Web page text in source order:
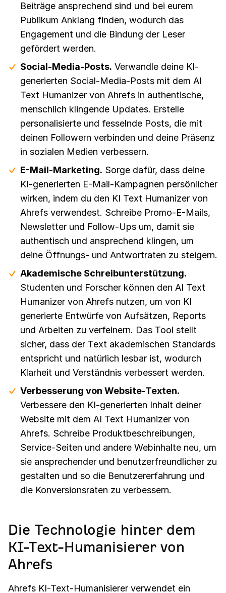
Beiträge ansprechend sind und bei eurem
Publikum Anklang finden, wodurch das
Engagement und die Bindung der Leser
gefördert werden.
Social-Media-Posts. Verwandle deine KI-
generierten Social-Media-Posts mit dem AI
Text Humanizer von Ahrefs in authentische,
menschlich klingende Updates. Erstelle
personalisierte und fesselnde Posts, die mit
deinen Followern verbinden und deine Präsenz
in sozialen Medien verbessern.
E-Mail-Marketing. Sorge dafür, dass deine
KI-generierten E-Mail-Kampagnen persönlicher
wirken, indem du den KI Text Humanizer von
Ahrefs verwendest. Schreibe Promo-E-Mails,
Newsletter und Follow-Ups um, damit sie
authentisch und ansprechend klingen, um
deine Öffnungs- und Antwortraten zu steigern.
Akademische Schreibunterstützung.
Studenten und Forscher können den AI Text
Humanizer von Ahrefs nutzen, um von KI
generierte Entwürfe von Aufsätzen, Reports
und Arbeiten zu verfeinern. Das Tool stellt
sicher, dass der Text akademischen Standards
entspricht und natürlich lesbar ist, wodurch
Klarheit und Verständnis verbessert werden.
Verbesserung von Website-Texten.
Verbessere den KI-generierten Inhalt deiner
Website mit dem AI Text Humanizer von
Ahrefs. Schreibe Produktbeschreibungen,
Service-Seiten und andere Webinhalte neu, um
sie ansprechender und benutzerfreundlicher zu
gestalten und so die Benutzererfahrung und
die Konversionsraten zu verbessern.
Die Technologie hinter dem
KI-Text-Humanisierer von
Ahrefs
Ahrefs KI-Text-Humanisierer verwendet ein